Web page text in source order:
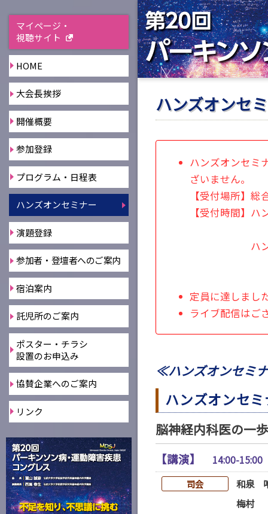
マイページ・
視聴サイト
HOME
大会長挨拶
開催概要
参加登録
プログラム・日程表
ハンズオンセミナー
演題登録
参加者・登壇者へのご案内
宿泊案内
託児所のご案内
ポスター・チラシ
設置のお申込み
協賛企業へのご案内
リンク
ハンズオンセ
ハンズオンセミ
ざいません。
【受付場所】
【受付時間】
ハンズオン
定員に達しまし
ライブ配信はご
≪ハンズオンセミ
ハンズオンセ
脳神経内科医の一
【講演】 14:00-
司会
和泉
梅村